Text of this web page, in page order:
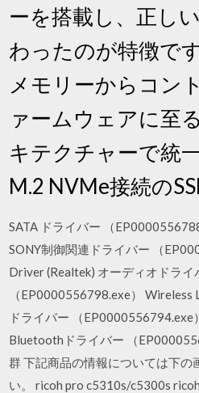
ーを搭載し、正し
わったのが特徴で
メモリーからコン
ァームウェアに至
キテクチャーで統
M.2 NVMe接続の
SATA ドライバー （
SONY制御関連ドライバー （
Driver (Realtek) オーディオドライ
（EP0000556798.exe）
ドライバー （
Bluetoothドライバー （
群 下記商品の情報については下の
い。 ricoh pro c5310s/c5300s